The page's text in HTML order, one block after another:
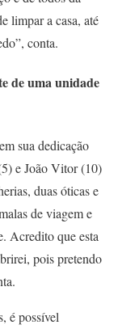
limpar a casa, até
conta.
de uma unidade
sua dedicação
e João Vitor (10)
duas óticas e
de viagem e
Acredito que esta
pois pretendo
é possível